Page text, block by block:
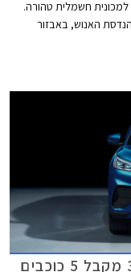
חשמלית טהורה.
האנוש, באבזור
המחמירות בתקן